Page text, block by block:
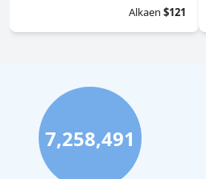
Alkaen $121
7,258,491